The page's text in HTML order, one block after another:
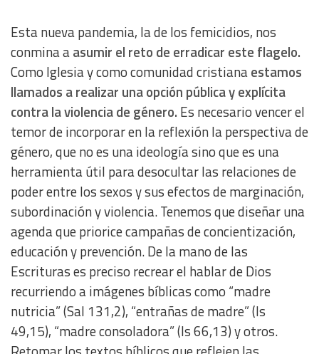
Esta nueva pandemia, la de los femicidios, nos
conmina aasumir el reto de erradicar este flagelo.
Como Iglesia y como comunidad cristianaestamos
llamados a realizar una opción pública y explícita
contra la violencia de género. Es necesario vencer el
temor de incorporar en la reflexión la perspectiva de
género, que no es una ideología sino que es una
herramienta útil para desocultar las relaciones de
poder entre los sexos y sus efectos de marginación,
subordinación y violencia. Tenemos que diseñar una
agenda que priorice campañas de concientización,
educación y prevención. De la mano de las
Escrituras es preciso recrear el hablar de Dios
recurriendo a imágenes bíblicas como “madre
nutricia” (Sal 131,2), “entrañas de madre” (Is
49,15), “madre consoladora” (Is 66,13) y otros.